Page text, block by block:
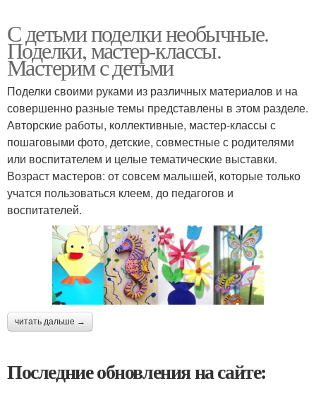
С детьми поделки необычные.
Поделки, мастер-классы.
Мастерим с детьми
Поделки своими руками из различных материалов и на
совершенно разные темы представлены в этом разделе.
Авторские работы, коллективные, мастер-классы с
пошаговыми фото, детские, совместные с родителями
или воспитателем и целые тематические выставки.
Возраст мастеров: от совсем малышей, которые только
учатся пользоваться клеем, до педагогов и
воспитателей.
читать дальше →
Последние обновления на сайте: